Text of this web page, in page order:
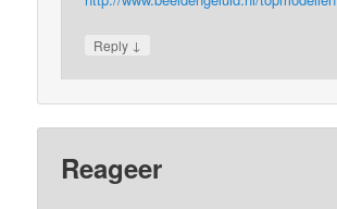
Reply ↓
Reageer